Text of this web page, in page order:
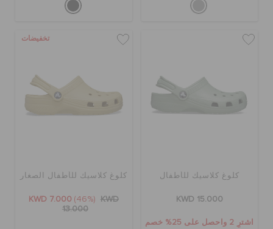
كلوغ كلاسيك للأطفال
KWD 15.000
اشترِ 2 واحصل على 25% خصم
تخفيضات
كلوغ كلاسيك للأطفال الصغار
KWD 7.000 (46%)
KWD
13.000